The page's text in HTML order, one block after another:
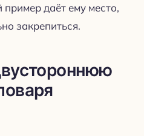
даёт ему место,
закрепиться.